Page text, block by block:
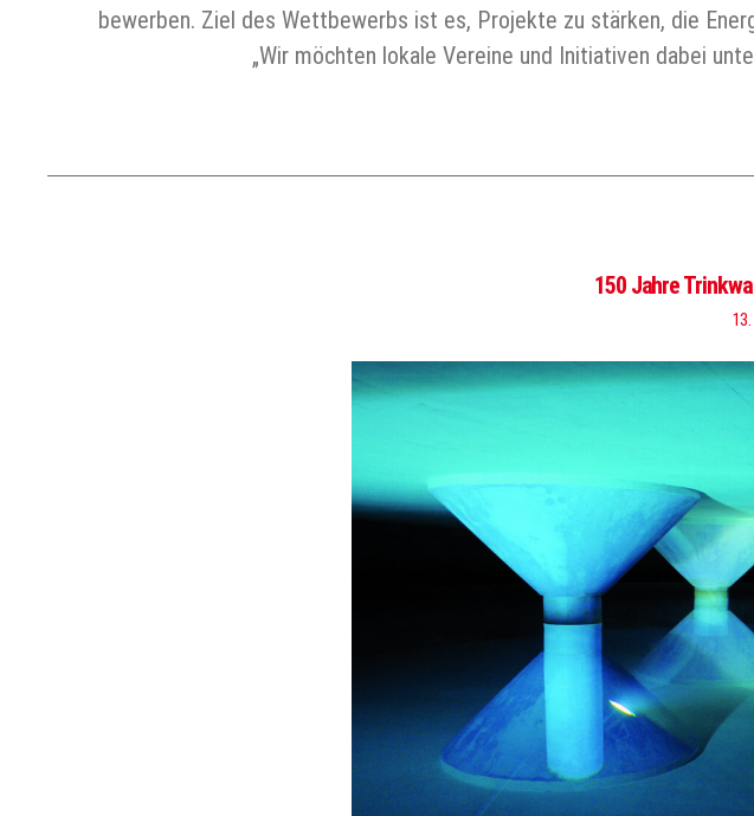
bewerben. Ziel des Wettbewerbs ist es, Projekte zu stärken, die
„Wir möchten lokale Vereine und Initiativen dabei
150 Jahre